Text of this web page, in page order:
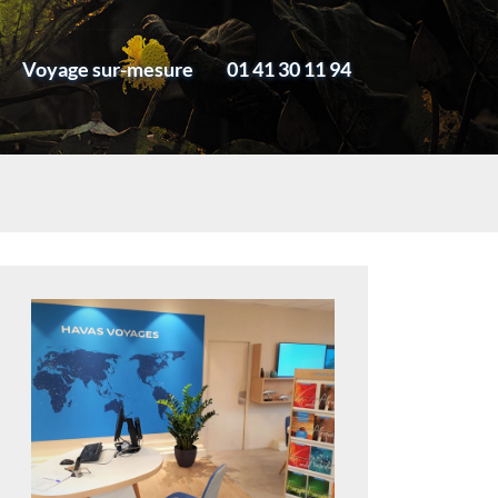
Voyage sur-mesure 01 41 30 11 94